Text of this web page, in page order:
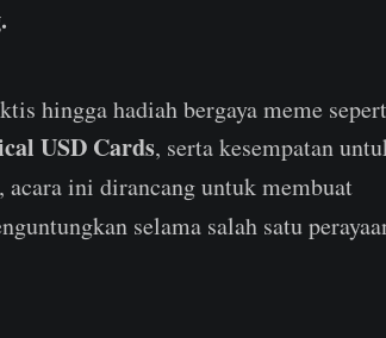
hingga hadiah bergaya meme
USD Cards, serta kesempatan
acara ini dirancang untuk membuat
selama salah satu